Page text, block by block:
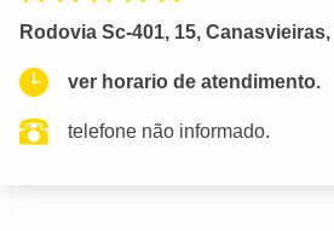
Rodovia Sc-401, 15,
ver horario de atendimento.
telefone não informado.